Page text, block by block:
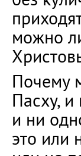
можно
Почему
Пасху,
и ни
это или